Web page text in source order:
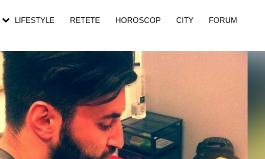
LIFESTYLE RETETE HOROSCOP CITY FORUM
pe măsură ce înaintezi în vârstă